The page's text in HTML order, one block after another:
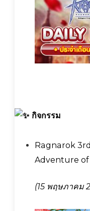
กิจกรรม
Ragnarok
Adventure
(15 พฤษภาคม